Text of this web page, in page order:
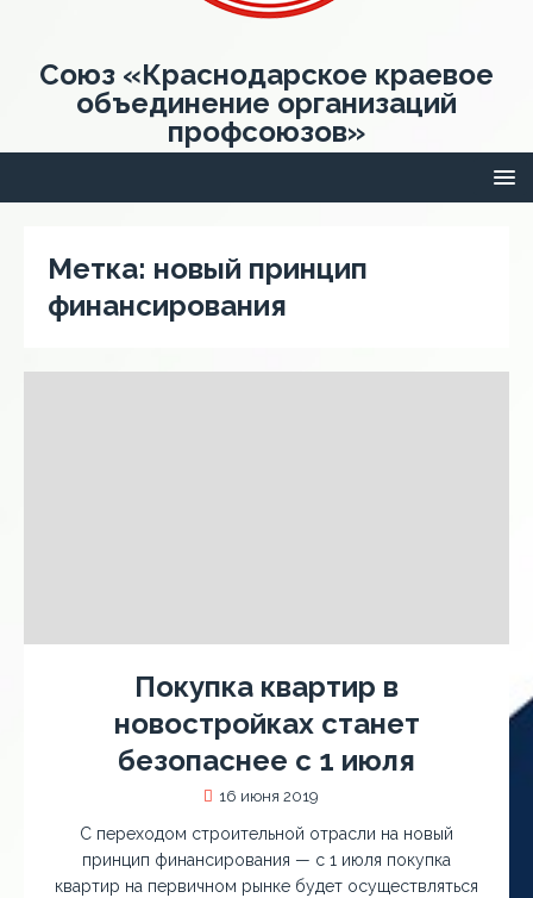
Союз «Краснодарское краевое
объединение организаций
профсоюзов»
Метка: новый принцип
финансирования
Покупка квартир в
новостройках станет
безопаснее с 1 июля
16 июня 2019
С переходом строительной отрасли на новый
принцип финансирования — с 1 июля покупка
квартир на первичном рынке будет осуществляться